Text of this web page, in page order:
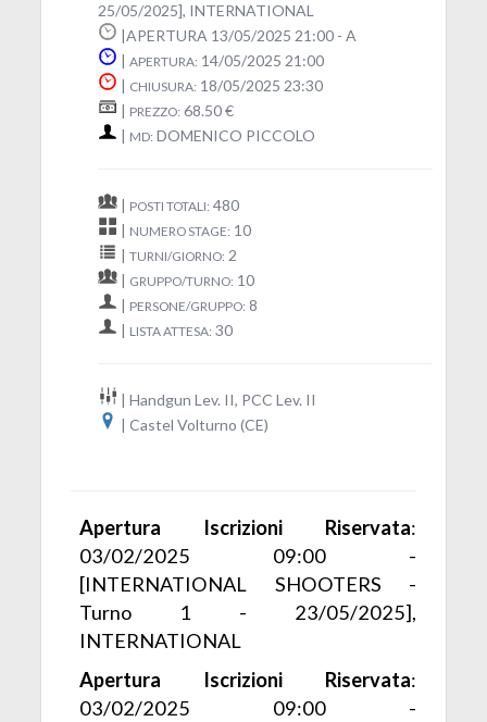
25/05/2025], INTERNATIONAL
|APERTURA 13/05/2025 21:00 - A
|APERTURA: 14/05/2025 21:00
| CHIUSURA: 18/05/2025 23:30
| PREZZO: 68.50 €
| MD: DOMENICO PICCOLO
| POSTI TOTALI: 480
| NUMERO STAGE: 10
|TURNI/GIORNO: 2
| GRUPPO/TURNO: 10
| PERSONE/GRUPPO: 8
| LISTA ATTESA: 30
| Handgun Lev. II, PCC Lev. II
| Castel Volturno (CE)
Apertura Iscrizioni Riservata:
03/02/2025 09:00 -
[INTERNATIONAL SHOOTERS -
Turno 1 - 23/05/2025],
INTERNATIONAL
Apertura Iscrizioni Riservata:
03/02/2025 09:00 -